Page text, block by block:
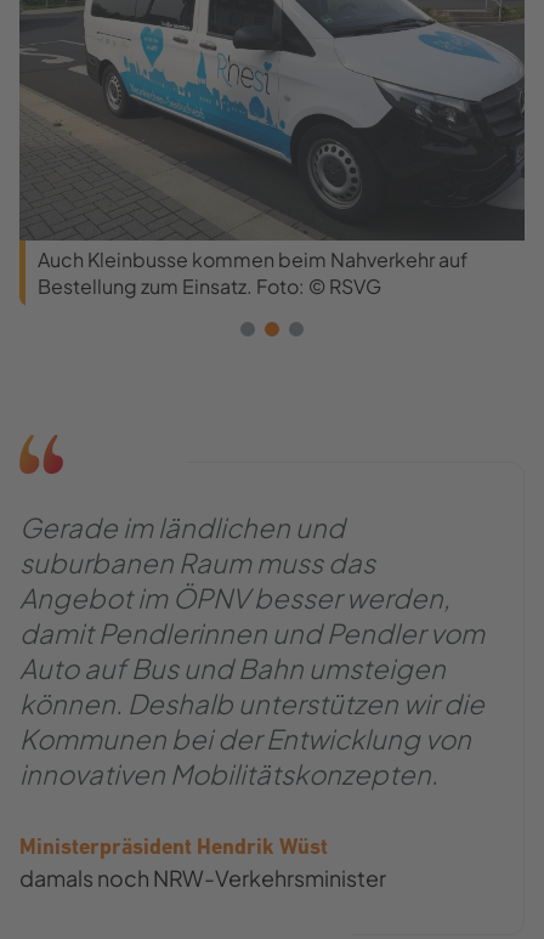
Auch Kleinbusse kommen beim Nahverkehr auf
Bestellung zum Einsatz. Foto: © RSVG
Gerade im ländlichen und
suburbanen Raum muss das
Angebot im ÖPNV besser werden,
damit Pendlerinnen und Pendler vom
Auto auf Bus und Bahn umsteigen
können. Deshalb unterstützen wir die
Kommunen bei der Entwicklung von
innovativen Mobilitätskonzepten.
Ministerpräsident Hendrik Wüst
damals noch NRW-Verkehrsminister